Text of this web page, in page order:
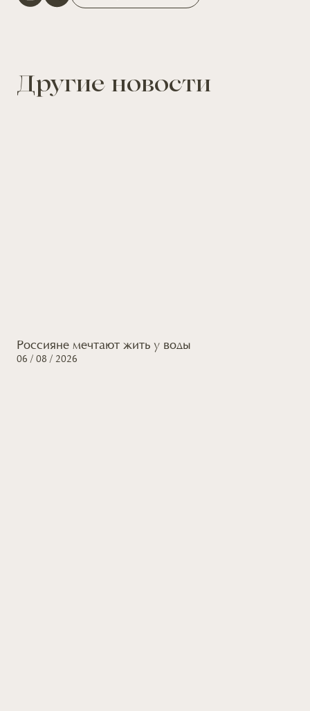
Другие новости
Россияне мечтают жить у воды
06 / 08 / 2026